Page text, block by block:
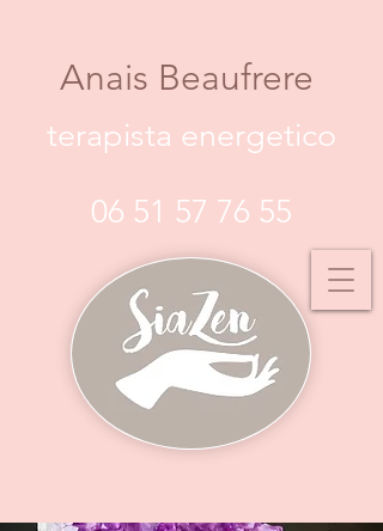
Anais Beaufrere
terapista energetico
06 51 57 76 55